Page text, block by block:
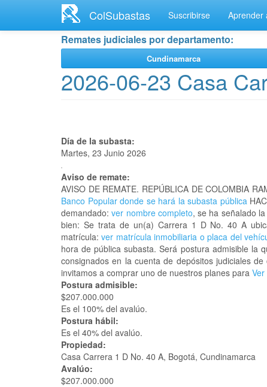
contenido
ColSubastas Suscribirse Aprender
Remates judiciales por departamento:
Cundinamarca
2026-06-23 Casa
Día de la subasta:
Martes, 23 Junio 2026
Aviso de remate:
AVISO DE REMATE. REPÚBLICA DE COLOMBIA
Banco Popular donde se hará la subasta pública
demandado:ver nombre completo, se ha señalado
bien: Se trata de un(a) Carrera 1 D No. 40 A
matrícula:ver matrícula inmobiliaria o placa del
hora de pública subasta. Será postura admisible la
consignados en la cuenta de depósitos judiciales
invitamos a comprar uno de nuestros planes para
Postura admisible:
$207.000.000
Es el 100% del avalúo.
Postura hábil:
Es el 40% del avalúo.
Propiedad:
Casa Carrera 1 D No. 40 A, Bogotá, Cundinamarca
Avalúo:
$207.000.000